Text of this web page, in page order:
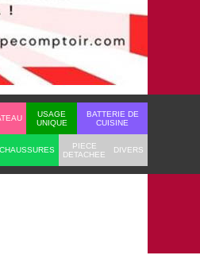
USAGE
UNIQUE
BATTERIE DE
CUISINE
CHAUSSURES
PIECE
DETACHEE
DIVERS